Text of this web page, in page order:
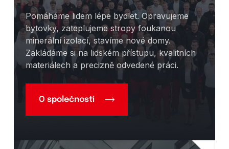
Pomáháme lidem lépe bydlet. Opravujeme
bytovky, zateplujeme stropy foukanou
minerální izolací, stavíme nové domy.
Zakládáme si na lidském přístupu, kvalitních
materiálech a precizně odvedené práci.
O společnosti